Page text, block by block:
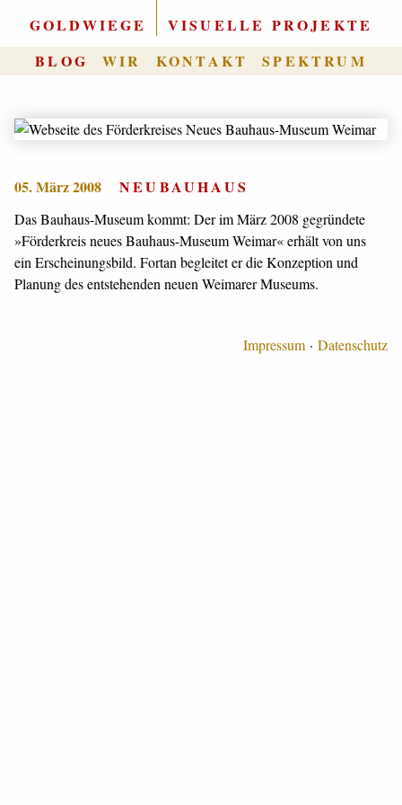
GOLDWIEGE
VISUELLE PROJEKTE
BLOG
WIR KONTAKT SPEKTRUM
05. März 2008 NEUBAUHAUS
Das Bauhaus-Museum kommt: Der im März 2008 gegründete
»Förderkreis neues Bauhaus-Museum Weimar« erhält von uns
ein Erscheinungsbild. Fortan begleitet er die Konzeption und
Planung des entstehenden neuen Weimarer Museums.
Impressum Datenschutz